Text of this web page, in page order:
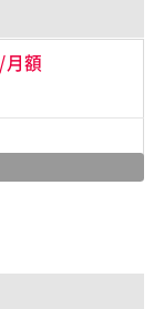
/月額